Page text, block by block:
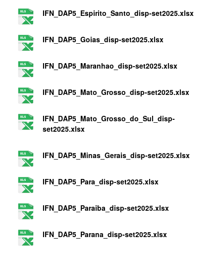
IFN_DAP5_Espirito_Santo_disp-set2025.xlsx
IFN_DAP5_Goias_disp-set2025.xlsx
IFN_DAP5_Maranhao_disp-set2025.xlsx
IFN_DAP5_Mato_Grosso_disp-set2025.xlsx
IFN_DAP5_Mato_Grosso_do_Sul_disp-
set2025.xlsx
IFN_DAP5_Minas_Gerais_disp-set2025.xlsx
IFN_DAP5_Para_disp-set2025.xlsx
IFN_DAP5_Paraiba_disp-set2025.xlsx
IFN_DAP5_Parana_disp-set2025.xlsx